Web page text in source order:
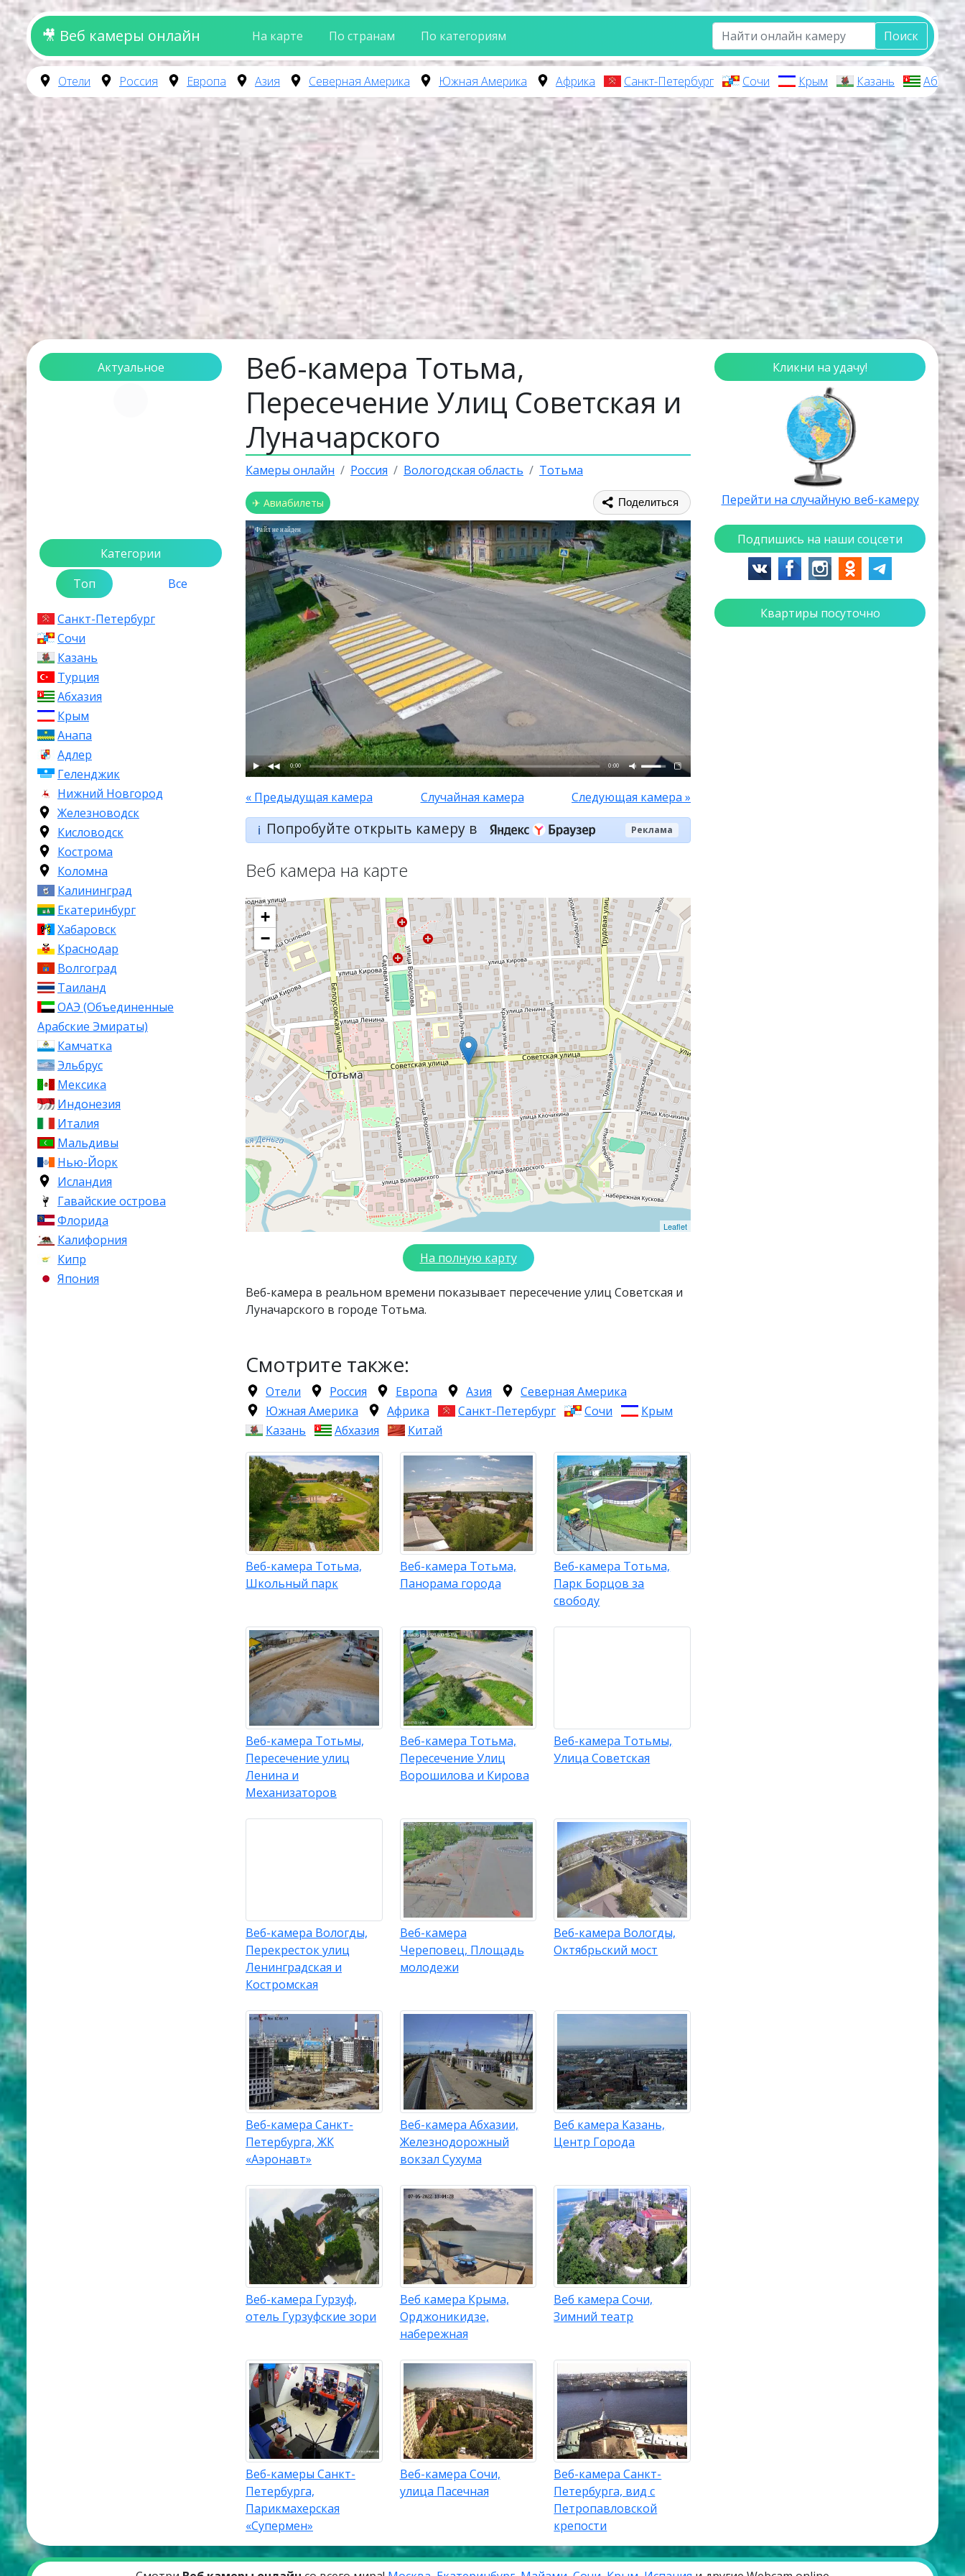
🎥 Веб камеры онлайн На карте По странам По категориям Поиск
Отели Россия Европа Азия Северная Америка Южная Америка Африка Санкт-Петербург Сочи Крым Казань
Актуальное
Категории
Топ
Все
Санкт-Петербург
Сочи
Казань
Турция
Абхазия
Крым
Анапа
Адлер
Геленджик
Нижний Новгород
Железноводск
Кисловодск
Кострома
Коломна
Калининград
Екатеринбург
Хабаровск
Краснодар
Волгоград
Таиланд
ОАЭ (Объединенные
Арабские Эмираты)
Камчатка
Эльбрус
Мексика
Индонезия
Италия
Мальдивы
Нью-Йорк
Исландия
Гавайские острова
Флорида
Калифорния
Кипр
Япония
Веб-камера Тотьма,
Пересечение Улиц Советская и
Луначарского
Камеры онлайн Россия Вологодская область Тотьма
✈ Авиабилеты Поделиться
Файл не найден
0:00 0:00
« Предыдущая камера Случайная камера Следующая камера »
ℹ️ Попробуйте открыть камеру в Реклама
Веб камера на карте
+
−
Leaflet
На полную карту
Веб-камера в реальном времени показывает пересечение улиц Советская и
Луначарского в городе Тотьма.
Смотрите также:
Отели Россия Европа Азия
Северная Америка
Южная Америка
Африка Санкт-Петербург Сочи
Крым
Казань
Абхазия Китай
Веб-камера Тотьма,
Школьный парк
Веб-камера Тотьма,
Панорама города
Веб-камера Тотьма,
Парк Борцов за
свободу
Веб-камера Тотьмы,
Пересечение улиц
Ленина и
Механизаторов
Веб-камера Тотьма,
Пересечение Улиц
Ворошилова и Кирова
Веб-камера Тотьмы,
Улица Советская
Веб-камера Вологды,
Перекресток улиц
Ленинградская и
Костромская
Веб-камера
Череповец, Площадь
молодежи
Веб-камера Вологды,
Октябрьский мост
Веб-камера Санкт-
Петербурга, ЖК
«Аэронавт»
Веб-камера Абхазии,
Железнодорожный
вокзал Сухума
Веб камера Казань,
Центр Города
Веб-камера Гурзуф,
отель Гурзуфские зори
Веб камера Крыма,
Орджоникидзе,
набережная
Веб камера Сочи,
Зимний театр
Веб-камеры Санкт-
Петербурга,
Парикмахерская
«Супермен»
Веб-камера Сочи,
улица Пасечная
Веб-камера Санкт-
Петербурга, вид с
Петропавловской
крепости
Кликни на удачу!
Перейти на случайную веб-камеру
Подпишись на наши соцсети
Квартиры посуточно